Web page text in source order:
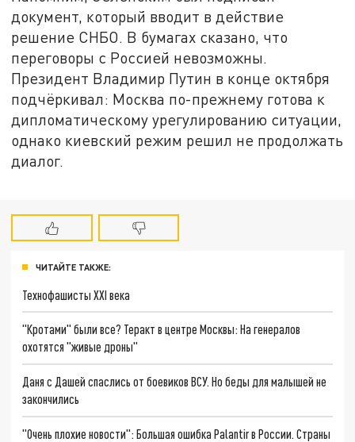
документ, который вводит в действие
решение СНБО. В бумагах сказано, что
переговоры с Россией невозможны.
Президент Владимир Путин в конце октября
подчёркивал: Москва по-прежнему готова к
дипломатическому урегулированию ситуации,
однако киевский режим решил не продолжать
диалог.
ЧИТАЙТЕ ТАКЖЕ:
Технофашисты XXI века
"Кротами" были все? Теракт в центре Москвы: На генералов
охотятся "живые дроны"
Даня с Дашей спаслись от боевиков ВСУ. Но беды для малышей не
закончились
"Очень плохие новости": Большая ошибка Palantir в России. Страны